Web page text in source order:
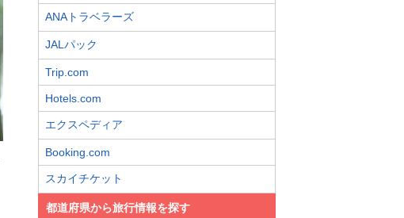
ANAトラベラーズ
JALパック
Trip.com
Hotels.com
エクスペディア
Booking.com
スカイチケット
都道府県から旅行情報を探す